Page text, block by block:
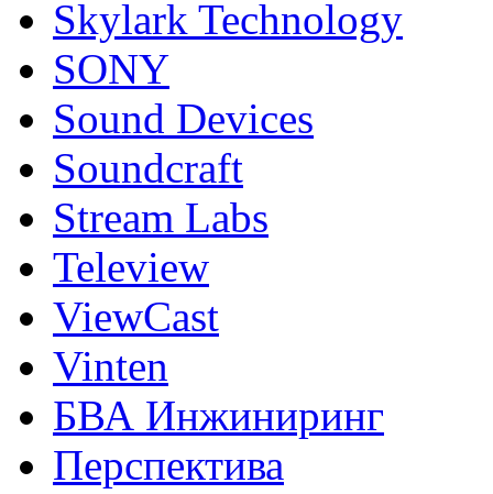
Skylark Technology
SONY
Sound Devices
Soundcraft
Stream Labs
Teleview
ViewCast
Vinten
БВА Инжиниринг
Перспектива